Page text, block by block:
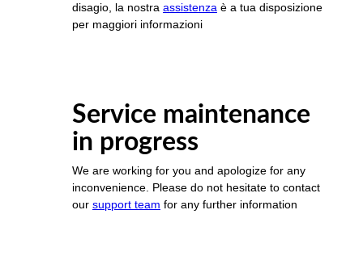
disagio, la nostra assistenza è a tua disposizione
per maggiori informazioni
Service maintenance
in progress
We are working for you and apologize for any
inconvenience. Please do not hesitate to contact
our support team for any further information